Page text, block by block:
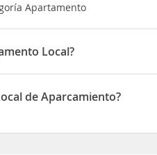
Apartamento
Local?
Rua do Redondo n°1051
de Aparcamiento?